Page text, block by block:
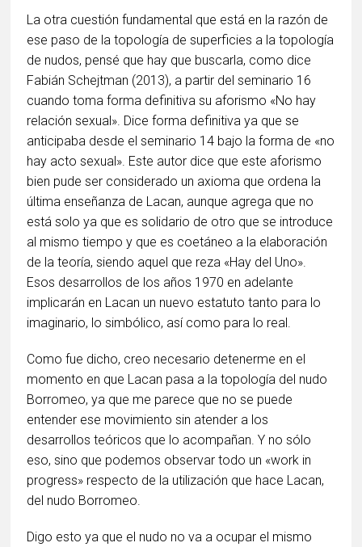
La otra cuestión fundamental que está en la razón de
ese paso de la topología de superficies a la topología
de nudos, pensé que hay que buscarla, como dice
Fabián Schejtman (2013), a partir del seminario 16
cuando toma forma definitiva su aforismo «No hay
relación sexual». Dice forma definitiva ya que se
anticipaba desde el seminario 14 bajo la forma de «no
hay acto sexual». Este autor dice que este aforismo
bien pude ser considerado un axioma que ordena la
última enseñanza de Lacan, aunque agrega que no
está solo ya que es solidario de otro que se introduce
al mismo tiempo y que es coetáneo a la elaboración
de la teoría, siendo aquel que reza «Hay del Uno».
Esos desarrollos de los años 1970 en adelante
implicarán en Lacan un nuevo estatuto tanto para lo
imaginario, lo simbólico, así como para lo real.
Como fue dicho, creo necesario detenerme en el
momento en que Lacan pasa a la topología del nudo
Borromeo, ya que me parece que no se puede
entender ese movimiento sin atender a los
desarrollos teóricos que lo acompañan. Y no sólo
eso, sino que podemos observar todo un «work in
progress» respecto de la utilización que hace Lacan,
del nudo Borromeo.
Digo esto ya que el nudo no va a ocupar el mismo